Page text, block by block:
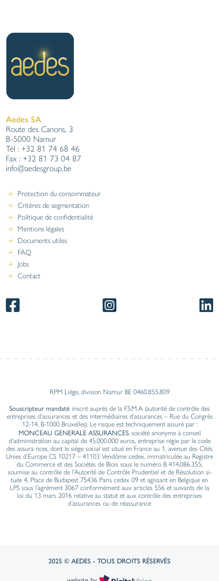
Aedes SA
Route des Canons, 3
B-5000 Namur
Tél : +32 81 74 68 46
Fax : +32 81 73 04 87
info@aedesgroup.be
Protection du consommateur
Critères de segmentation
Politique de confidentialité
Mentions légales
Documents utiles
FAQ
Jobs
Contact
RPM Liège, division Namur BE 0460.855.809
Souscripteur mandaté inscrit auprès de la F.S.M.A (autorité de contrôle des
entreprises d’assurances et des intermédiaires d’assurances – Rue du Congrès
12-14, B-1000 Bruxelles). Le risque est techniquement assuré par :
MONCEAU GENERALE ASSURANCES, société anonyme à conseil
d’administration au capital de 45.000.000 euros, entreprise régie par le code
des assura nces, dont le siège social est situé en France au 1, avenue des Cités
Unies d’Europe CS 10217 – 41103 Vendôme cedex, immatriculée au Registre
du Com­merce et des Sociétés de Blois sous le numéro B 414.086.355,
soumise au contrôle de l’Autorité de Contrôle Prudentiel et de Résolution si­
tuée 4, Place de Budapest 75436 Paris cedex 09 et agissant en Belgique en
LPS sous l’agrément 3067 conformément aux articles 556 et suivants de la
loi du 13 mars 2016 relative au statut et aux contrôle des entre­prises
d’assurances ou de réassurance
2025 © AEDES - TOUS DROITS RÉSERVÉS